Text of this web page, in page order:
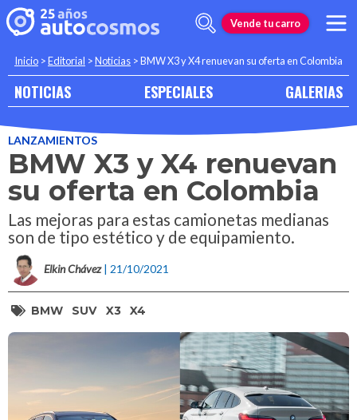
Vende tu carro
Inicio >Editorial >Noticias >BMW X3 y X4 renuevan su oferta en Colombia
NOTICIAS ESPECIALES GALERIAS
LANZAMIENTOS
BMW X3 y X4 renuevan
su oferta en Colombia
Las mejoras para estas camionetas medianas
son de tipo estético y de equipamiento.
Elkin Chávez | 21/10/2021
BMW SUV X3 X4